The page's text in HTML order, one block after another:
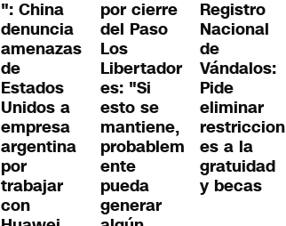
": China
denuncia
amenazas
de
Estados
Unidos a
empresa
argentina
por
trabajar
con
por cierre
del Paso
Los
Libertador
es: "Si
esto se
mantiene,
probablem
ente
pueda
generar
Registro
Nacional
de
Vándalos:
Pide
eliminar
restriccion
es a la
gratuidad
y becas